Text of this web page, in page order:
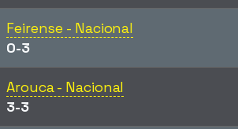
Feirense - Nacional
0-3
Arouca - Nacional
3-3